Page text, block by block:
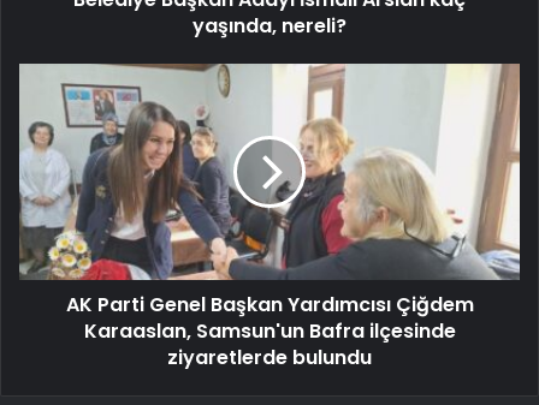
yaşında, nereli?
AK Parti Genel Başkan Yardımcısı Çiğdem
Karaaslan, Samsun'un Bafra ilçesinde
ziyaretlerde bulundu